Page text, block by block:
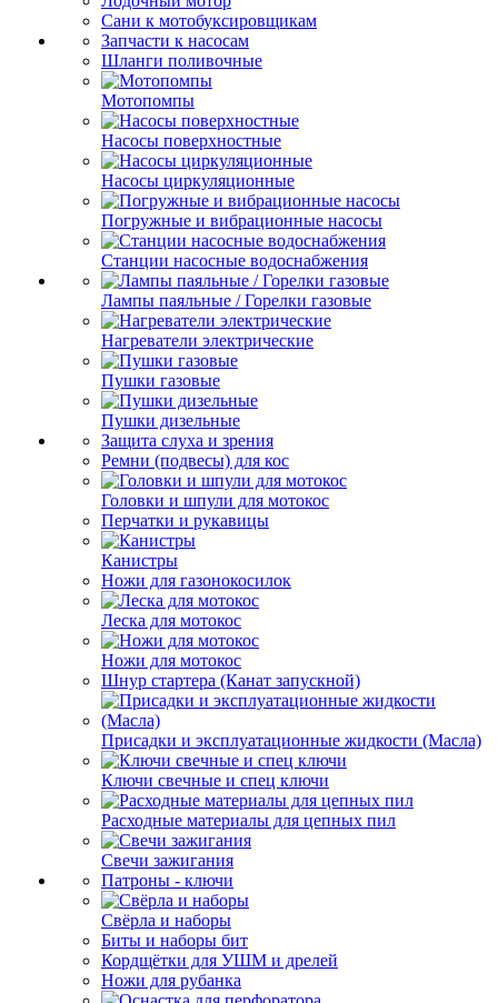
Сани к мотобуксировщикам
Запчасти к насосам
Шланги поливочные
Мотопомпы
Насосы поверхностные
Насосы циркуляционные
Погружные и вибрационные насосы
Станции насосные водоснабжения
Лампы паяльные / Горелки газовые
Нагреватели электрические
Пушки газовые
Пушки дизельные
Защита слуха и зрения
Ремни (подвесы) для кос
Головки и шпули для мотокос
Перчатки и рукавицы
Канистры
Ножи для газонокосилок
Леска для мотокос
Ножи для мотокос
Шнур стартера (Канат запускной)
Присадки и эксплуатационные жидкости (Масла)
Ключи свечные и спец ключи
Расходные материалы для цепных пил
Свечи зажигания
Патроны - ключи
Свёрла и наборы
Биты и наборы бит
Кордщётки для УШМ и дрелей
Ножи для рубанка